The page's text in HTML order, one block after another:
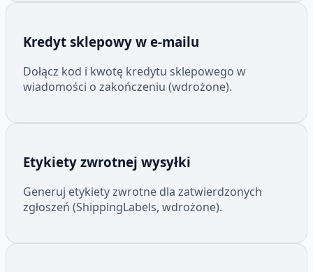
Kredyt sklepowy w e-mailu
Dołącz kod i kwotę kredytu sklepowego w
wiadomości o zakończeniu (wdrożone).
Etykiety zwrotnej wysyłki
Generuj etykiety zwrotne dla zatwierdzonych
zgłoszeń (ShippingLabels, wdrożone).